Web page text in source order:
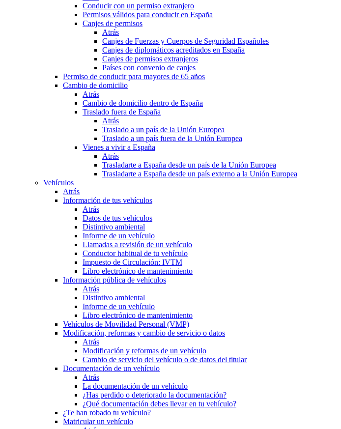
Conducir con un permiso extranjero
Permisos válidos para conducir en España
Canjes de permisos
Atrás
Canjes de Fuerzas y Cuerpos de Seguridad Españoles
Canjes de diplomáticos acreditados en España
Canjes de permisos extranjeros
Países con convenio de canjes
Permiso de conducir para mayores de 65 años
Cambio de domicilio
Atrás
Cambio de domicilio dentro de España
Traslado fuera de España
Atrás
Traslado a un país de la Unión Europea
Traslado a un país fuera de la Unión Europea
Vienes a vivir a España
Atrás
Trasladarte a España desde un país de la Unión Europea
Trasladarte a España desde un país externo a la Unión Europea
Vehículos
Atrás
Información de tus vehículos
Atrás
Datos de tus vehículos
Distintivo ambiental
Informe de un vehículo
Llamadas a revisión de un vehículo
Conductor habitual de tu vehículo
Impuesto de Circulación: IVTM
Libro electrónico de mantenimiento
Información pública de vehículos
Atrás
Distintivo ambiental
Informe de un vehículo
Libro electrónico de mantenimiento
Vehículos de Movilidad Personal (VMP)
Modificación, reformas y cambio de servicio o datos
Atrás
Modificación y reformas de un vehículo
Cambio de servicio del vehículo o de datos del titular
Documentación de un vehículo
Atrás
La documentación de un vehículo
¿Has perdido o deteriorado la documentación?
¿Qué documentación debes llevar en tu vehículo?
¿Te han robado tu vehículo?
Matricular un vehículo